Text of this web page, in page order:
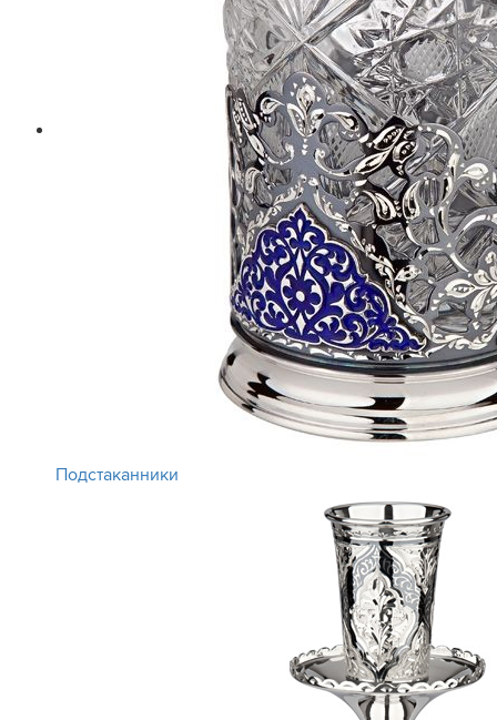
Подстаканники